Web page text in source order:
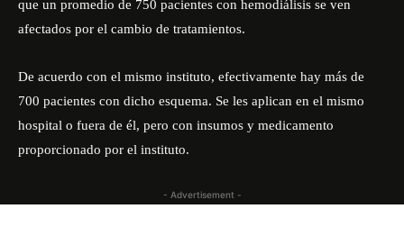
que un promedio de 750 pacientes con hemodiálisis se ven
afectados por el cambio de tratamientos.
De acuerdo con el mismo instituto, efectivamente hay más de
700 pacientes con dicho esquema. Se les aplican en el mismo
hospital o fuera de él, pero con insumos y medicamento
proporcionado por el instituto.
- Advertisement -